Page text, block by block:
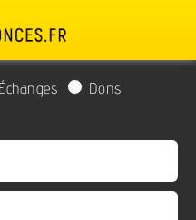
Échanges
Dons